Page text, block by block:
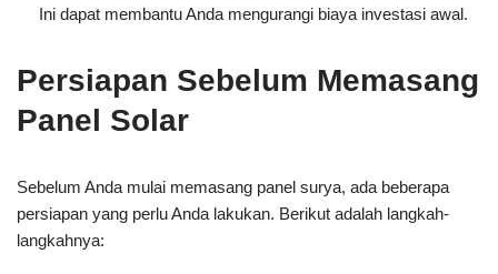
Ini dapat membantu Anda mengurangi biaya investasi awal.
Persiapan Sebelum Memasang
Panel Solar
Sebelum Anda mulai memasang panel surya, ada beberapa
persiapan yang perlu Anda lakukan. Berikut adalah langkah-
langkahnya: